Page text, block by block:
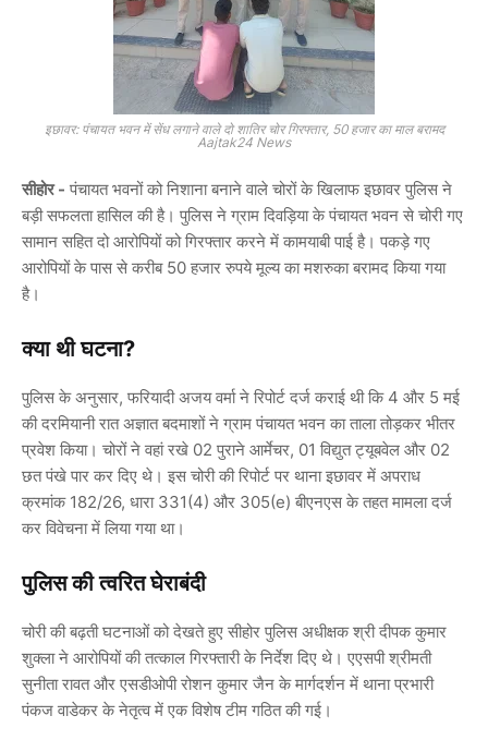
इछावर: पंचायत भवन में सेंध लगाने वाले दो शातिर चोर गिरफ्तार, 50 हजार का माल बरामद
Aajtak24 News
सीहोर - पंचायत भवनों को निशाना बनाने वाले चोरों के खिलाफ इछावर पुलिस ने
बड़ी सफलता हासिल की है। पुलिस ने ग्राम दिवड़िया के पंचायत भवन से चोरी गए
सामान सहित दो आरोपियों को गिरफ्तार करने में कामयाबी पाई है। पकड़े गए
आरोपियों के पास से करीब 50 हजार रुपये मूल्य का मशरुका बरामद किया गया
है।
क्या थी घटना?
पुलिस के अनुसार, फरियादी अजय वर्मा ने रिपोर्ट दर्ज कराई थी कि 4 और 5 मई
की दरमियानी रात अज्ञात बदमाशों ने ग्राम पंचायत भवन का ताला तोड़कर भीतर
प्रवेश किया। चोरों ने वहां रखे 02 पुराने आर्मेचर, 01 विद्युत ट्यूबवेल और 02
छत पंखे पार कर दिए थे। इस चोरी की रिपोर्ट पर थाना इछावर में अपराध
क्रमांक 182/26, धारा 331(4) और 305(e) बीएनएस के तहत मामला दर्ज
कर विवेचना में लिया गया था।
पुलिस की त्वरित घेराबंदी
चोरी की बढ़ती घटनाओं को देखते हुए सीहोर पुलिस अधीक्षकश्री दीपक कुमार
शुक्लाने आरोपियों की तत्काल गिरफ्तारी के निर्देश दिए थे। एएसपीश्रीमती
सुनीता रावतऔर एसडीओपीरोशन कुमार जैन के मार्गदर्शन में थाना प्रभारी
पंकज वाडेकर के नेतृत्व में एक विशेष टीम गठित की गई।